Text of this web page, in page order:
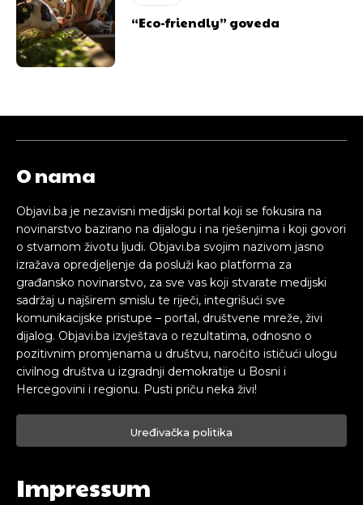
“Eco-friendly” goveda
O nama
Objavi.ba je nezavisni medijski portal koji se fokusira na
novinarstvo bazirano na dijalogu i na rješenjima i koji govori
o stvarnom životu ljudi. Objavi.ba svojim nazivom jasno
izražava opredjeljenje da posluži kao platforma za
građansko novinarstvo, za sve vas koji stvarate medijski
sadržaj u najširem smislu te riječi, integrišući sve
komunikacijske pristupe – portal, društvene mreže, živi
dijalog. Objavi.ba izvještava o rezultatima, odnosno o
pozitivnim promjenama u društvu, naročito ističući ulogu
civilnog društva u izgradnji demokratije u Bosni i
Hercegovini i regionu. Pusti priču neka živi!
Uređivačka politika
Impressum